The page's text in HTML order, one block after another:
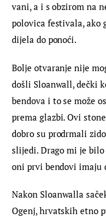
vani, a i s obzirom na
polovica festivala, ako
dijela do ponoći.
Bolje otvaranje nije
došli Sloanwall, dečki
bendova i to se može
prema glazbi. Ovi
dobro su prodrmali
slijedi. Drago mi je
oni prvi bendovi imaju
Nakon Sloanwalla
Ogenj, hrvatskih etno